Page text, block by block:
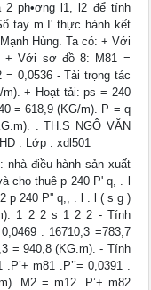
2 ph•ơng l1, l2 để tính
tay m I' thực hành kết
Hùng. Ta có: + Với
+ Với sơ đồ 8: M81 =
= 0,0536 - Tải trọng tác
+ Hoạt tải: ps = 240
= 618,9 (KG/m). P = q
. TH.S NGÔ VĂN
: Lớp : xdl501
nhà điều hành sản xuất
cho thuê p 240 P' q, . l
p 240 P'' q,, . l . l ( s g )
1 2 2 s 1 2 2 - Tính
. 16710,3 =783,7
= 940,8 (KG.m). - Tính
m81 .P’’= 0,0391 .
M2 = m12 .P’+ m82